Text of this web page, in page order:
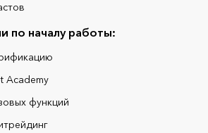
по началу работы:
Academy
функций